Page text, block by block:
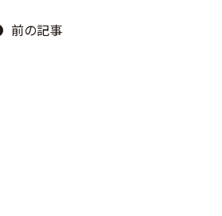
前の記事